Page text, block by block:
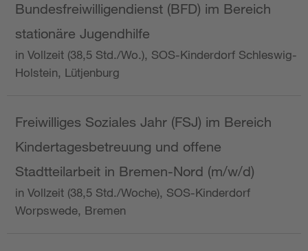
Bundesfreiwilligendienst (BFD) im Bereich
stationäre Jugendhilfe
in Vollzeit (38,5 Std./Wo.), SOS-Kinderdorf Schleswig-
Holstein, Lütjenburg
Freiwilliges Soziales Jahr (FSJ) im Bereich
Kindertagesbetreuung und offene
Stadtteilarbeit in Bremen-Nord (m/w/d)
in Vollzeit (38,5 Std./Woche), SOS-Kinderdorf
Worpswede, Bremen